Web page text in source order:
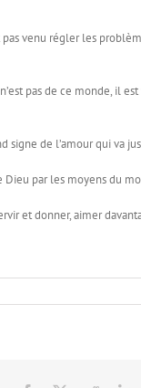
venu régler les
pas de ce monde, il
de l’amour qui va
Dieu par les moyens du
et donner, aimer